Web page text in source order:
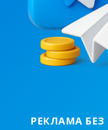
23.2K
Радар⚡️Запоріжжя
Новини/ЗМІ, Регіональні
Ціна реклами
РЕКЛАМА